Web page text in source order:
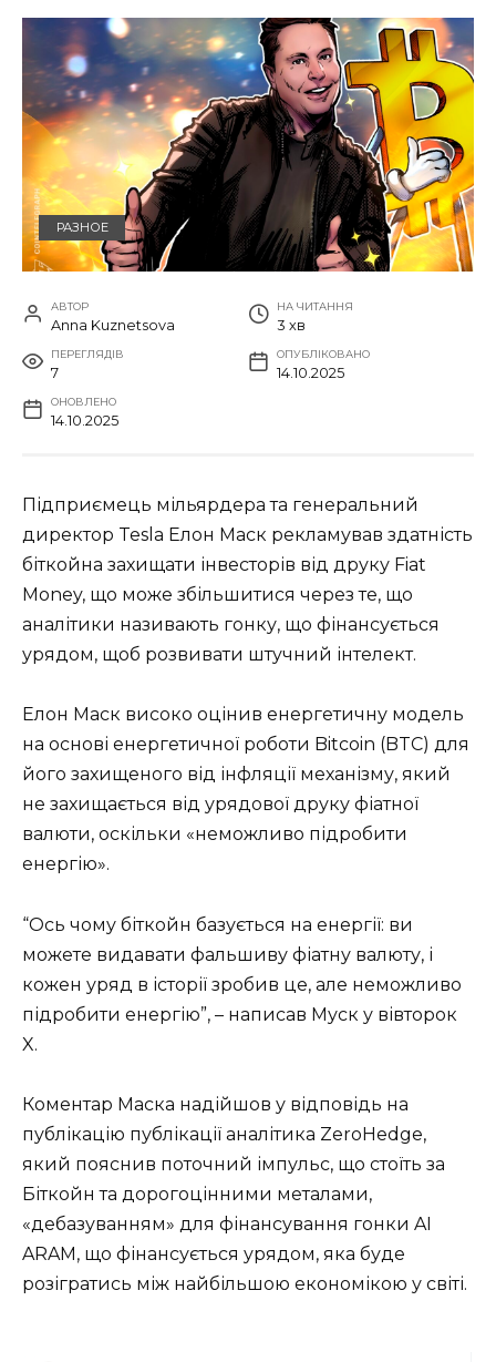
РАЗНОЕ
АВТОР
Anna Kuznetsova
НА ЧИТАННЯ
3 хв
ПЕРЕГЛЯДІВ
7
ОПУБЛІКОВАНО
14.10.2025
ОНОВЛЕНО
14.10.2025
Підприємець мільярдера та генеральний
директор Tesla Елон Маск рекламував здатність
біткойна захищати інвесторів від друку Fiat
Money, що може збільшитися через те, що
аналітики називають гонку, що фінансується
урядом, щоб розвивати штучний інтелект.
Елон Маск високо оцінив енергетичну модель
на основі енергетичної роботи Bitcoin (BTC) для
його захищеного від інфляції механізму, який
не захищається від урядової друку фіатної
валюти, оскільки «неможливо підробити
енергію».
“Ось чому біткойн базується на енергії: ви
можете видавати фальшиву фіатну валюту, і
кожен уряд в історії зробив це, але неможливо
підробити енергію”, – написав Муск у вівторок
X.
Коментар Маска надійшов у відповідь на
публікацію публікації аналітика ZeroHedge,
який пояснив поточний імпульс, що стоїть за
Біткойн та дорогоцінними металами,
«дебазуванням» для фінансування гонки AI
ARAM, що фінансується урядом, яка буде
розігратись між найбільшою економікою у світі.